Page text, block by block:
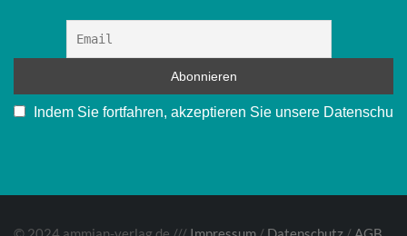
Indem Sie fortfahren, akzeptieren Sie unsere